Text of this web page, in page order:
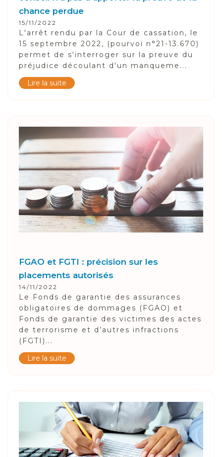
chance perdue
15/11/2022
L'arrêt rendu par la Cour de cassation, le
15 septembre 2022, (pourvoi n°21-13.670)
permet de s'interroger sur la preuve du
préjudice découlant d'un manqueme...
Lire la suite
FGAO et FGTI : précision sur les
placements autorisés
14/11/2022
Le Fonds de garantie des assurances
obligatoires de dommages (FGAO) et
Fonds de garantie des victimes des actes
de terrorisme et d’autres infractions
(FGTI)...
Lire la suite